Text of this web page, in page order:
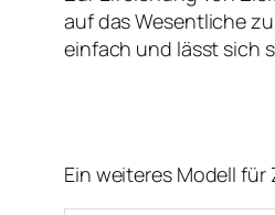
auf das Wesentliche
einfach und lässt sich
Ein weiteres Modell